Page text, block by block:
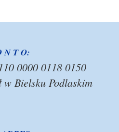
N T O:
0000 0118 0150
w Bielsku Podlaskim